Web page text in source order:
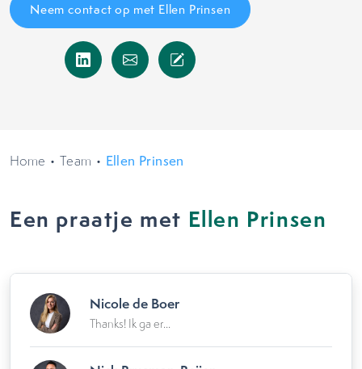
Neem contact op met Ellen Prinsen
Home • Team • Ellen Prinsen
Een praatje met Ellen Prinsen
Nicole de Boer
Thanks! Ik ga er...